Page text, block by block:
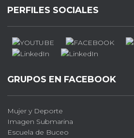
PERFILES SOCIALES
GRUPOS EN FACEBOOK
Mujer y Deporte
Imagen Submarina
Escuela de Buceo